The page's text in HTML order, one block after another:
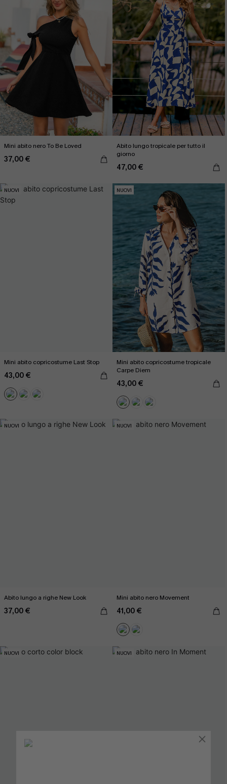
Mini abito nero To Be Loved
37,00 €
Abito lungo tropicale per tutto il
giorno
47,00 €
NUOVI
Mini abito copricostume Last Stop
43,00 €
NUOVI
Mini abito copricostume tropicale
Carpe Diem
43,00 €
NUOVI
Abito lungo a righe New Look
37,00 €
NUOVI
Mini abito nero Movement
41,00 €
NUOVI NUOVI